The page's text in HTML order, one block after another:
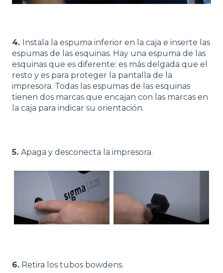
4. Instala la espuma inferior en la caja e inserte las
espumas de las esquinas. Hay una espuma de las
esquinas que es diferente: es más delgada que el
resto y es para proteger la pantalla de la
impresora. Todas las espumas de las esquinas
tienen dos marcas que encajan con las marcas en
la caja para indicar su orientación.
5. Apaga y desconecta la impresora.
6. Retira los tubos bowdens.